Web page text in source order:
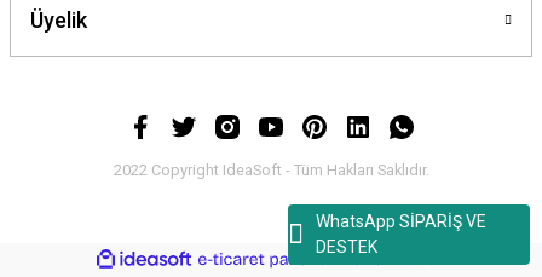
WhatsApp SİPARİŞ VE
DESTEK
Üyelik
2022 Copyright IdeaSoft - Tüm Hakları Saklıdır.
ideasoft